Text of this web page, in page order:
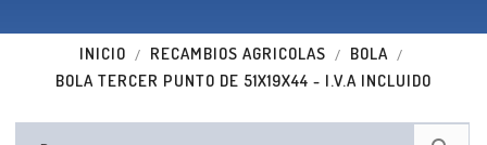
INICIO RECAMBIOS AGRICOLAS
BOLA
BOLA TERCER PUNTO DE 51X19X44 - I.V.A INCLUIDO